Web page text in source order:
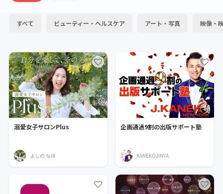
すべて ビューティー・ヘルスケア アート・写真 映像・
溺愛女子サロンPlus
よしの なほ
企画通過9割の出版サポート塾
KANEKOJINYA